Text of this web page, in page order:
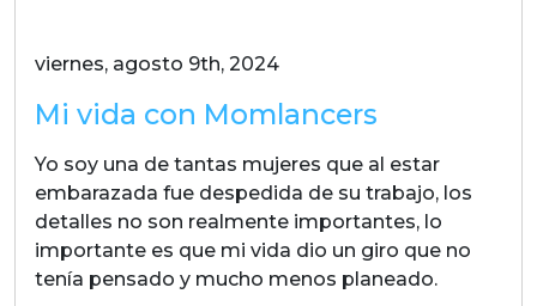
viernes, agosto 9th, 2024
Mi vida con Momlancers
Yo soy una de tantas mujeres que al estar
embarazada fue despedida de su trabajo, los
detalles no son realmente importantes, lo
importante es que mi vida dio un giro que no
tenía pensado y mucho menos planeado.